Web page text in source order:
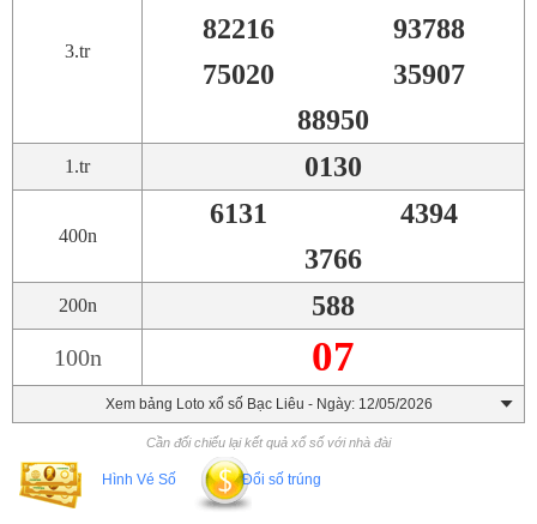
3.tr
82216
93788
75020
35907
88950
1.tr 0130
400n
6131
4394
3766
200n 588
100n 07
Xem bảng Loto xổ số Bạc Liêu - Ngày: 12/05/2026
Cần đối chiếu lại kết quả xổ số với nhà đài
Hình Vé Số Đổi số trúng